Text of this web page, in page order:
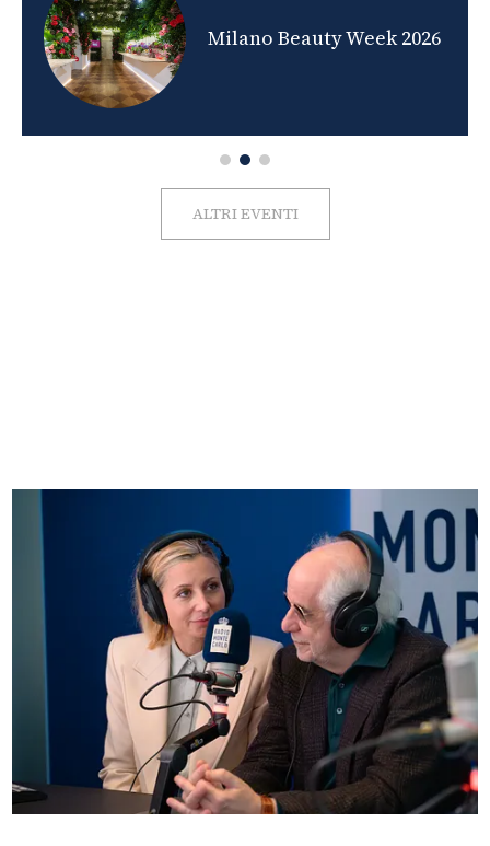
Milano Beauty Week 2026
ALTRI EVENTI